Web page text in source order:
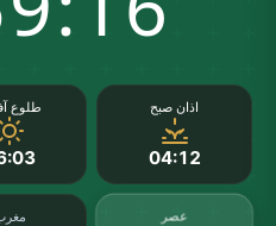
اذان صبح
04:12
طلوع
عصر